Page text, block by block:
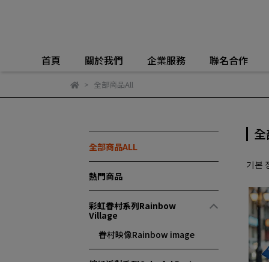
首頁 關於我們 企業服務 聯名合作
全部商品All
全部商品ALL
熱門商品
彩虹眷村系列Rainbow
Village
眷村映像Rainbow image
기본